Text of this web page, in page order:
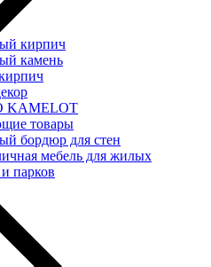
кирпич
камень
KAMELOT
товары
бордюр для стен
мебель для жилых
парков